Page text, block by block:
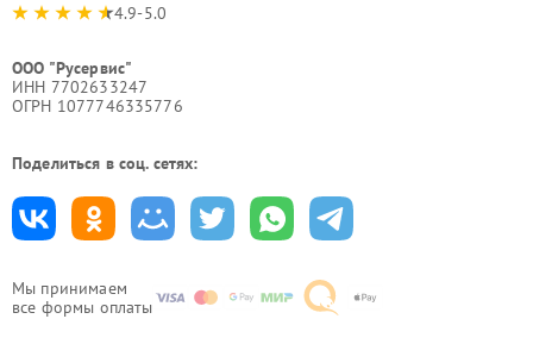
Мы принимаем
все формы оплаты
4.9-5.0
ООО "Русервис"
ИНН 7702633247
ОГРН 1077746335776
Поделиться в соц. сетях: